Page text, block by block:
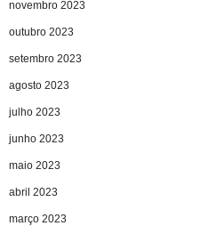
novembro 2023
outubro 2023
setembro 2023
agosto 2023
julho 2023
junho 2023
maio 2023
abril 2023
março 2023